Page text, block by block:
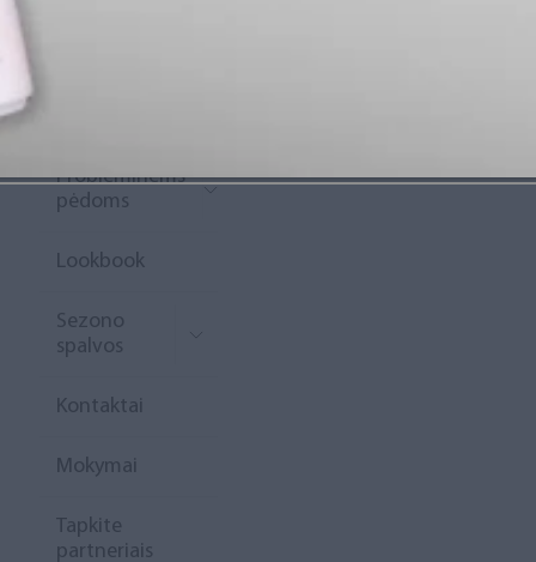
Probleminėms
pėdoms
Lookbook
Sezono
spalvos
Kontaktai
Mokymai
Tapkite
partneriais